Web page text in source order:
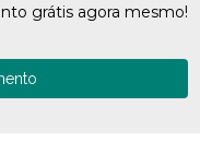
grátis agora mesmo!